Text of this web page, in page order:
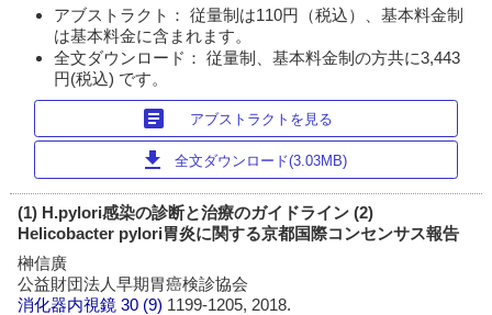
アブストラクト： 従量制は110円（税込）、基本料金制
は基本料金に含まれます。
全文ダウンロード： 従量制、基本料金制の方共に3,443
円(税込) です。
article アブストラクトを見る
download 全文ダウンロード(3.03MB)
(1) H.pylori感染の診断と治療のガイドライン (2)
Helicobacter pylori胃炎に関する京都国際コンセンサス報告
榊信廣
公益財団法人早期胃癌検診協会
消化器内視鏡 30 (9) 1199-1205, 2018.